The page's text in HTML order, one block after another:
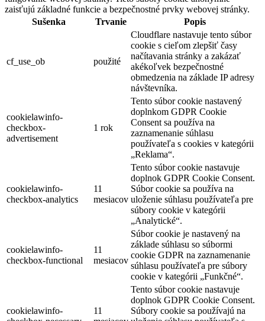
zaisťujú základné funkcie a bezpečnostné prvky webovej stránky.
Sušenka
Trvanie Popis
cf_use_ob použité
Cloudflare nastavuje tento súbor
cookie s cieľom zlepšiť časy
načítavania stránky a zakázať
akékoľvek bezpečnostné
obmedzenia na základe IP adresy
návštevníka.
cookielawinfo-
checkbox-
advertisement
1 rok
Tento súbor cookie nastavený
doplnkom GDPR Cookie
Consent sa používa na
zaznamenanie súhlasu
používateľa s cookies v kategórii
„Reklama“.
cookielawinfo-
checkbox-analytics
11
mesiacov
Tento súbor cookie nastavuje
doplnok GDPR Cookie Consent.
Súbor cookie sa používa na
uloženie súhlasu používateľa pre
súbory cookie v kategórii
„Analytické“.
cookielawinfo-
checkbox-functional
11
mesiacov
Súbor cookie je nastavený na
základe súhlasu so súbormi
cookie GDPR na zaznamenanie
súhlasu používateľa pre súbory
cookie v kategórii „Funkčné“.
cookielawinfo-
11
Tento súbor cookie nastavuje
doplnok GDPR Cookie Consent.
Súbory cookie sa používajú na